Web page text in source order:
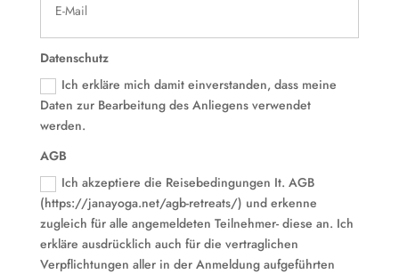
Datenschutz
Ich erkläre mich damit einverstanden, dass meine
Daten zur Bearbeitung des Anliegens verwendet
werden.
AGB
Ich akzeptiere die Reisebedingungen It. AGB
(https://janayoga.net/agb-retreats/) und erkenne
zugleich für alle angemeldeten Teilnehmer- diese an. Ich
erkläre ausdrücklich auch für die vertraglichen
Verpflichtungen aller in der Anmeldung aufgeführten